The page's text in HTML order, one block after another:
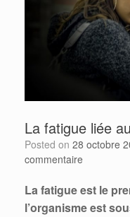
La fatigue liée
Posted on 28 octobre
commentaire
La fatigue est le
l’organisme est